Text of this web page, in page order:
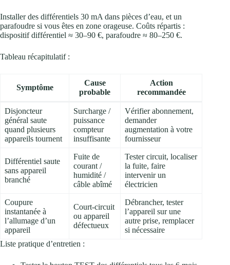
Installer des différentiels 30 mA dans pièces d’eau, et un
parafoudre si vous êtes en zone orageuse. Coûts répartis :
dispositif différentiel ≈ 30–90 €, parafoudre ≈ 80–250 €.
Tableau récapitulatif :
Symptôme
Cause
probable
Action
recommandée
Disjoncteur
général saute
quand plusieurs
appareils tournent
Surcharge /
puissance
compteur
insuffisante
Vérifier abonnement,
demander
augmentation à votre
fournisseur
Différentiel saute
sans appareil
branché
Fuite de
courant /
humidité /
câble abîmé
Tester circuit, localiser
la fuite, faire
intervenir un
électricien
Coupure
instantanée à
l’allumage d’un
appareil
Court‑circuit
ou appareil
défectueux
Débrancher, tester
l’appareil sur une
autre prise, remplacer
si nécessaire
Liste pratique d’entretien :